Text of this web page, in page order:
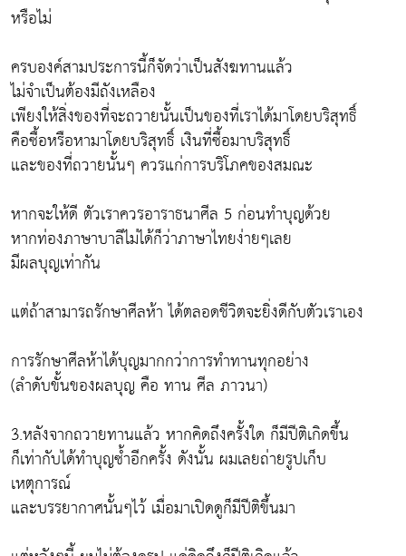
หรือไม่
ครบองค์สามประการนี้ก็จัดว่าเป็นสังฆทานแล้ว
ไม่จำเป็นต้องมีถังเหลือง
เพียงให้สิ่งของที่จะถวายนั้นเป็นของที่เราได้มาโดยบริสุทธิ์
คือซื้อหรือหามาโดยบริสุทธิ์ เงินที่ซื้อมาบริสุทธิ์
และของที่ถวายนั้นๆ ควรแก่การบริโภคของสมณะ
หากจะให้ดี ตัวเราควรอาราธนาศีล 5 ก่อนทำบุญด้วย
หากท่องภาษาบาลีไม่ได้ก็ว่าภาษาไทยง่ายๆเลย
มีผลบุญเท่ากัน
แต่ถ้าสามารถรักษาศีลห้า ได้ตลอดชีวิตจะยิ่งดีกับตัวเราเอง
การรักษาศีลห้าได้บุญมากกว่าการทำทานทุกอย่าง
(ลำดับขั้นของผลบุญ คือ ทาน ศีล ภาวนา)
3.หลังจากถวายทานแล้ว หากคิดถึงครั้งใด ก็มีปีติเกิดขึ้น
ก็เท่ากับได้ทำบุญซ้ำอีกครั้ง ดังนั้น ผมเลยถ่ายรูปเก็บ
เหตุการณ์
และบรรยากาศนั้นๆไว้ เมื่อมาเปิดดูก็มีปีติขึ้นมา